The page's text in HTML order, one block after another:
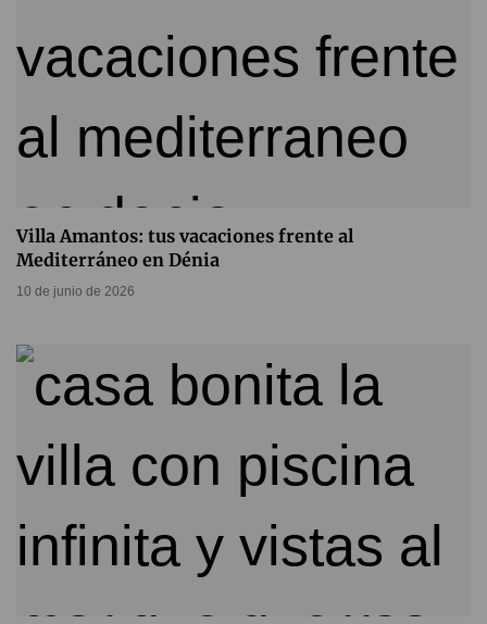
Villa Amantos: tus vacaciones frente al
Mediterráneo en Dénia
10 de junio de 2026